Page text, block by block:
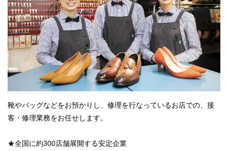
靴やバッグなどをお預かりし、修理を行なっているお店での、接
客・修理業務をお任せします。
★全国に約300店舗展開する安定企業